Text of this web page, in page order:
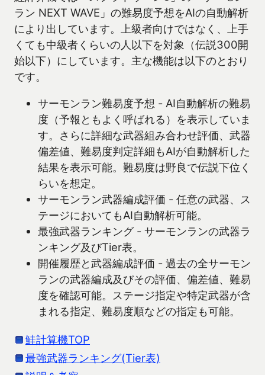
ラン NEXT WAVE」の難易度予想をAIの自動解析
により出しています。上級者向けではなく、上手
くても中級者くらいの人以下を対象（伝説300開
始以下）にしています。主な機能は以下のとおり
です。
サーモンラン難易度予想 - AI自動解析の難易
度（予報ともよく呼ばれる）を表示していま
す。さらに詳細な武器組み合わせ評価、武器
偏差値、難易度判定詳細もAIが自動解析した
結果を表示可能。難易度は野良で伝説下位く
らいを想定。
サーモンラン武器編成評価 - 任意の武器、ス
テージにおいてもAI自動解析可能。
最強武器ランキング - サーモンランの武器ラ
ンキング及びTier表。
開催履歴と武器編成評価 - 過去の全サーモン
ランの武器編成及びその評価、偏差値、難易
度を確認可能。ステージ指定や特定武器が含
まれる指定、難易度順などの指定も可能。
鮭計算機TOP
最強武器ランキング(Tier表)